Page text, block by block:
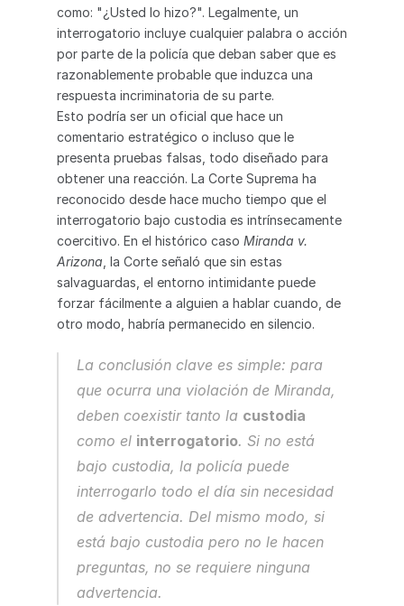
como: "¿Usted lo hizo?". Legalmente, un
interrogatorio incluye cualquier palabra o acción
por parte de la policía que deban saber que es
razonablemente probable que induzca una
respuesta incriminatoria de su parte.
Esto podría ser un oficial que hace un
comentario estratégico o incluso que le
presenta pruebas falsas, todo diseñado para
obtener una reacción. La Corte Suprema ha
reconocido desde hace mucho tiempo que el
interrogatorio bajo custodia es intrínsecamente
coercitivo. En el histórico caso Miranda v.
Arizona , la Corte señaló que sin estas
salvaguardas, el entorno intimidante puede
forzar fácilmente a alguien a hablar cuando, de
otro modo, habría permanecido en silencio.
La conclusión clave es simple: para
que ocurra una violación de Miranda,
deben coexistir tanto la custodia
como el interrogatorio. Si no está
bajo custodia, la policía puede
interrogarlo todo el día sin necesidad
de advertencia. Del mismo modo, si
está bajo custodia pero no le hacen
preguntas, no se requiere ninguna
advertencia.